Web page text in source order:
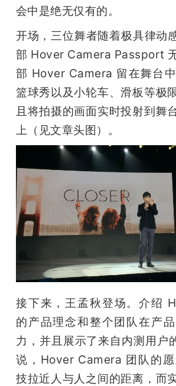
会中是绝无仅有的。
开场，三位舞者随着极具律动
部 Hover Camera Passport
部 Hover Camera 留在舞台
篮球秀以及小轮车、滑板等极
且将拍摄的画面实时投射到舞
上（见文章头图）。
接下来，王孟秋登场。介绍
的产品理念和整个团队在产
力，并且展示了来自内测用户
说，Hover Camera 团队的
技拉近人与人之间的距离，而